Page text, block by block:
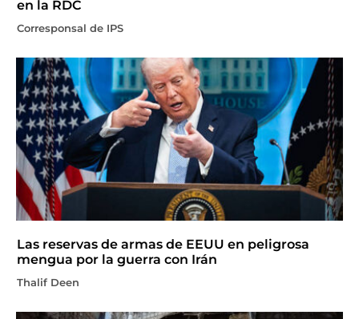
en la RDC
Corresponsal de IPS
Las reservas de armas de EEUU en peligrosa
mengua por la guerra con Irán
Thalif Deen